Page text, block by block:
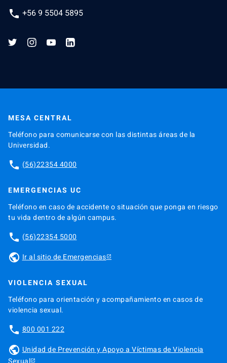
phone +56 9 5504 5895
MESA CENTRAL
Teléfono para comunicarse con las distintas áreas de la
Universidad.
phone (56)22354 4000
EMERGENCIAS UC
Teléfono en caso de accidente o situación que ponga en riesgo
tu vida dentro de algún campus.
phone (56)22354 5000
public Ir al sitio de Emergencias
VIOLENCIA SEXUAL
Teléfono para orientación y acompañamiento en casos de
violencia sexual.
phone 800 001 222
public Unidad de Prevención y Apoyo a Víctimas de Violencia
Sexual